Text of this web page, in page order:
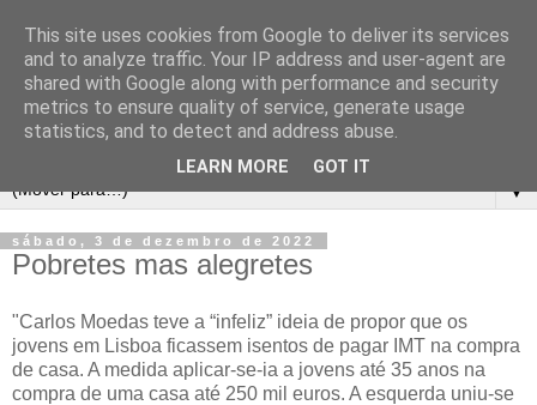
▼
sábado, 3 de dezembro de 2022
Pobretes mas alegretes
"Carlos Moedas teve a “infeliz” ideia de propor que os
jovens em Lisboa ficassem isentos de pagar IMT na compra
de casa. A medida aplicar-se-ia a jovens até 35 anos na
compra de uma casa até 250 mil euros. A esquerda uniu-se
This site uses cookies from Google to deliver its services
and to analyze traffic. Your IP address and user-agent are
shared with Google along with performance and security
metrics to ensure quality of service, generate usage
statistics, and to detect and address abuse.
LEARN MORE GOT IT